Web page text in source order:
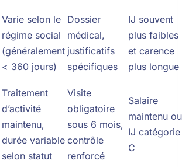
Varie selon le
régime social
(généralement
< 360 jours)
Dossier
médical,
justificatifs
spécifiques
IJ souvent
plus faibles
et carence
plus longue
Traitement
d’activité
maintenu,
durée variable
selon statut
Visite
obligatoire
sous 6 mois,
contrôle
renforcé
Salaire
maintenu ou
IJ catégorie
C